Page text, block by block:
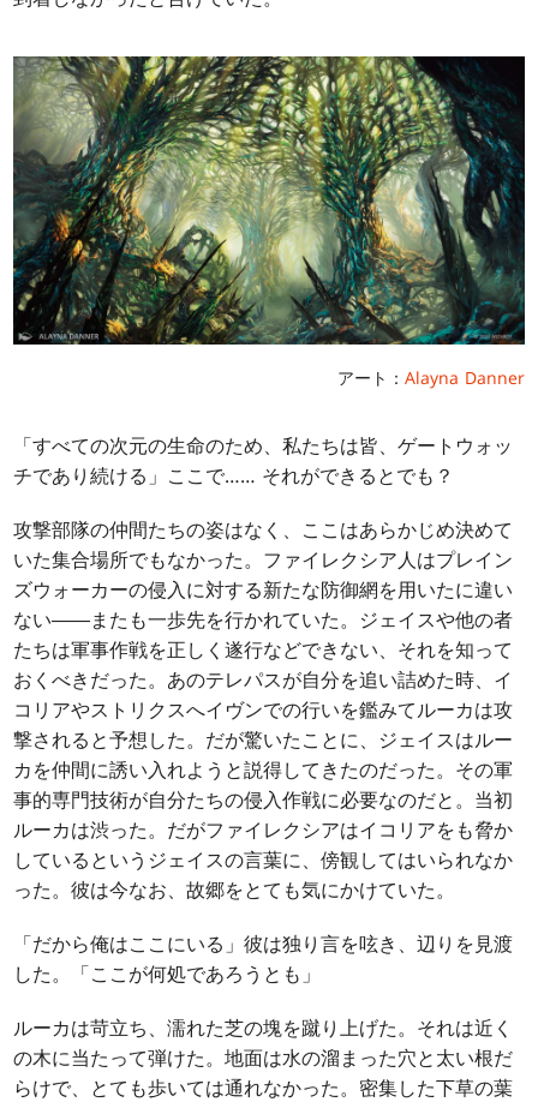
アート： Alayna Danner
「すべての次元の生命のため、私たちは皆、ゲートウォッ
チであり続ける」ここで…… それができるとでも？
攻撃部隊の仲間たちの姿はなく、ここはあらかじめ決めて
いた集合場所でもなかった。ファイレクシア人はプレイン
ズウォーカーの侵入に対する新たな防御網を用いたに違い
ない――またも一歩先を行かれていた。ジェイスや他の者
たちは軍事作戦を正しく遂行などできない、それを知って
おくべきだった。あのテレパスが自分を追い詰めた時、イ
コリアやストリクスへイヴンでの行いを鑑みてルーカは攻
撃されると予想した。だが驚いたことに、ジェイスはルー
カを仲間に誘い入れようと説得してきたのだった。その軍
事的専門技術が自分たちの侵入作戦に必要なのだと。当初
ルーカは渋った。だがファイレクシアはイコリアをも脅か
しているというジェイスの言葉に、傍観してはいられなか
った。彼は今なお、故郷をとても気にかけていた。
「だから俺はここにいる」彼は独り言を呟き、辺りを見渡
した。「ここが何処であろうとも」
ルーカは苛立ち、濡れた芝の塊を蹴り上げた。それは近く
の木に当たって弾けた。地面は水の溜まった穴と太い根だ
らけで、とても歩いては通れなかった。密集した下草の葉